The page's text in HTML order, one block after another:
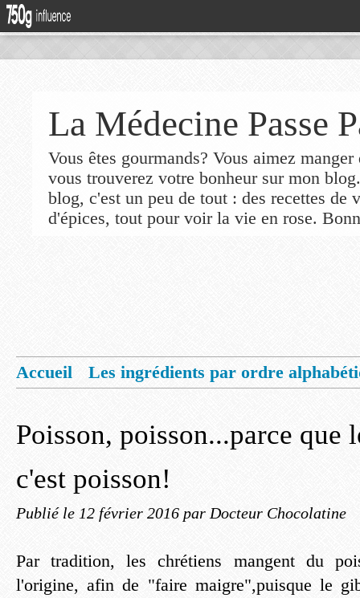
La Médecine Passe
Vous êtes gourmands? Vous aimez
vous trouverez votre bonheur sur mon
blog, c'est un peu de tout : des recettes de
d'épices, tout pour voir la vie en rose.
Accueil
Les ingrédients par ordre
Poisson, poisson...parce que
c'est poisson!
Publié le 12 février 2016 par Docteur Chocolatine
Par tradition, les chrétiens mangent du
l'origine, afin de "faire maigre",puisque le